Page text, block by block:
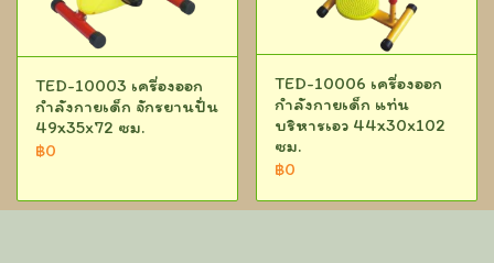
TED-10003 เครื่องออก
กำลังกายเด็ก จักรยานปั่น
49x35x72 ซม.
฿0
TED-10006 เครื่องออก
กำลังกายเด็ก แท่น
บริหารเอว 44x30x102
ซม.
฿0